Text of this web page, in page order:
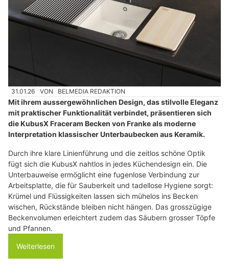
31.01.26 VON BELMEDIA REDAKTION
Mit ihrem aussergewöhnlichen Design, das stilvolle Eleganz
mit praktischer Funktionalität verbindet, präsentieren sich
die KubusX Fraceram Becken von Franke als moderne
Interpretation klassischer Unterbaubecken aus Keramik.
Durch ihre klare Linienführung und die zeitlos schöne Optik
fügt sich die KubusX nahtlos in jedes Küchendesign ein. Die
Unterbauweise ermöglicht eine fugenlose Verbindung zur
Arbeitsplatte, die für Sauberkeit und tadellose Hygiene sorgt:
Krümel und Flüssigkeiten lassen sich mühelos ins Becken
wischen, Rückstände bleiben nicht hängen. Das grosszügige
Beckenvolumen erleichtert zudem das Säubern grosser Töpfe
und Pfannen.
Weiterlesen